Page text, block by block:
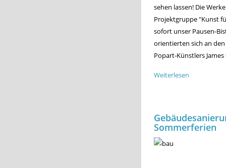
sehen lassen! Die
Projektgruppe "Kunst
sofort unser Pausen-
orientierten sich an
Popart-Künstlers James
Weiterlesen
Bistro
Sommerferien